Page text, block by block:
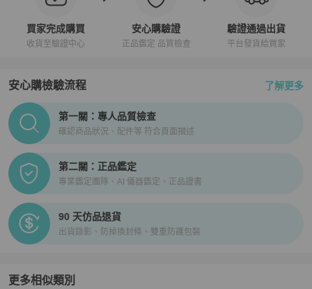
買家完成購買
收貨至驗證中心
安心購驗證
正品鑑定 品質檢查
驗證通過出貨
平台發貨給買家
安心購檢驗流程 了解更多
PopChill拍拍圈正品驗證、安心購檢驗流程介紹
第一關：專人品質檢查
確認商品狀況、配件等 符合頁面描述
第二關：正品鑑定
專業鑑定團隊、AI 儀器鑑定、正品證書
90 天仿品退貨
出貨錄影、防掉換封條、雙重防護包裝
更多相似類別